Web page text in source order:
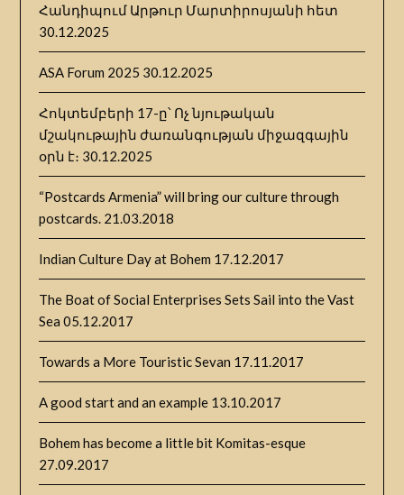
Հանդիպում Արթուր Մարտիրոսյանի հետ
30.12.2025
ASA Forum 2025 30.12.2025
Հոկտեմբերի 17-ը՝ Ոչ նյութական
մշակութային ժառանգության միջազգային
օրն է։ 30.12.2025
“Postcards Armenia” will bring our culture through
postcards. 21.03.2018
Indian Culture Day at Bohem 17.12.2017
The Boat of Social Enterprises Sets Sail into the Vast
Sea 05.12.2017
Towards a More Touristic Sevan 17.11.2017
A good start and an example 13.10.2017
Bohem has become a little bit Komitas-esque
27.09.2017